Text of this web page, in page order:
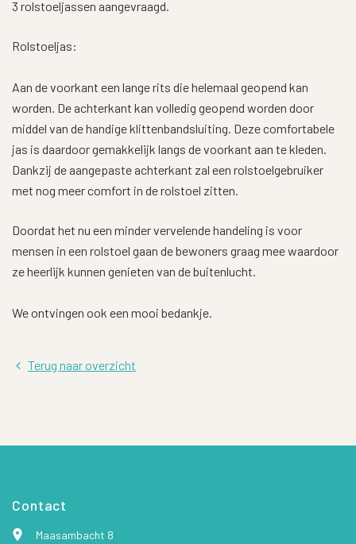
3 rolstoeljassen aangevraagd.
Rolstoeljas:
Aan de voorkant een lange rits die helemaal geopend kan
worden. De achterkant kan volledig geopend worden door
middel van de handige klittenbandsluiting. Deze comfortabele
jas is daardoor gemakkelijk langs de voorkant aan te kleden.
Dankzij de aangepaste achterkant zal een rolstoelgebruiker
met nog meer comfort in de rolstoel zitten.
Doordat het nu een minder vervelende handeling is voor
mensen in een rolstoel gaan de bewoners graag mee waardoor
ze heerlijk kunnen genieten van de buitenlucht.
We ontvingen ook een mooi bedankje.
Terug naar overzicht
Contact
Maasambacht 8